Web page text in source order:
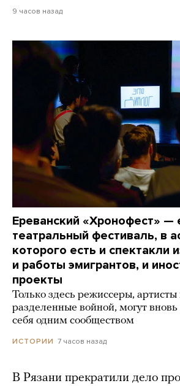
9 часов назад
Ереванский «Хронофест» —
театральный фестиваль, в
которого есть и спектакли
и работы эмигрантов, и
проекты
Только здесь режиссеры, артисты
разделенные войной, могут вновь
себя одним сообществом
ИСТОРИИ 7 часов назад
В Рязани прекратили дело